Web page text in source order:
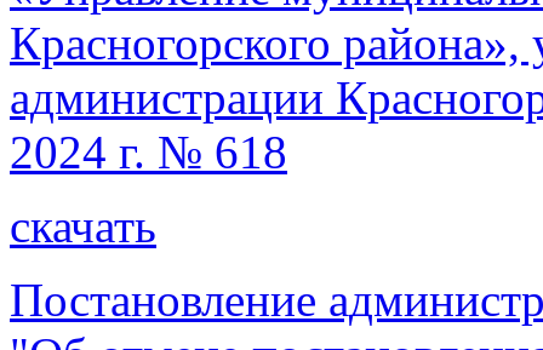
Красногорского
администрации
2024 г. № 618
скачать
Постановление